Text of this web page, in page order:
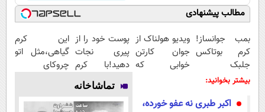
مطالب پیشنهادی
بمب جوانساز!
کرم بوتاکس
جلبک
اسپیرولینا50%تخفیف
ویدیو هولناک از
جوان کارتن
خوابی که
پوست خود را از
پیری نجات
دهید!با کرم
ضدچروک
جلبک
این کرم
گیاهی،مثل اتو
چروکای
بیشتر بخوانید:
اکبر طبری نه عفو خورده،
تماشاخانه